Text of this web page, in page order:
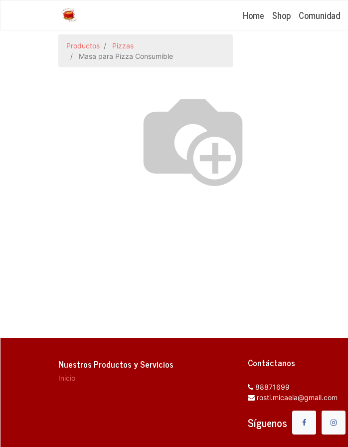
Home Shop Comunidad
Productos
Pizzas
Masa para Pizza Consumible
Nuestros Productos y Servicios
Inicio
Contáctanos
88871699
rosti.micaela@gmail.com
Síguenos